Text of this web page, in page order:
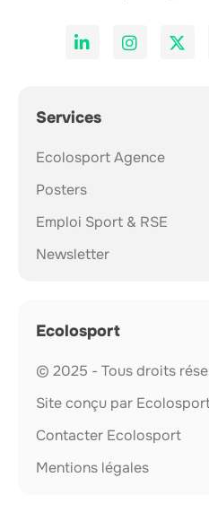
Services
Ecolosport Agence
Posters
Emploi Sport & RSE
Newsletter
Ecolosport
© 2025 - Tous droits
Site conçu par
Contacter Ecolosport
Mentions légales